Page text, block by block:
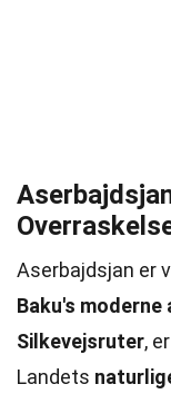
Aserbajdsjan er
Baku's
Silkevejsruter,
Landets